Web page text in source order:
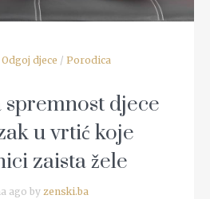
Odgoj djece / Porodica
spremnost djece
u vrtić koje
zaista žele
ago by zenski.ba